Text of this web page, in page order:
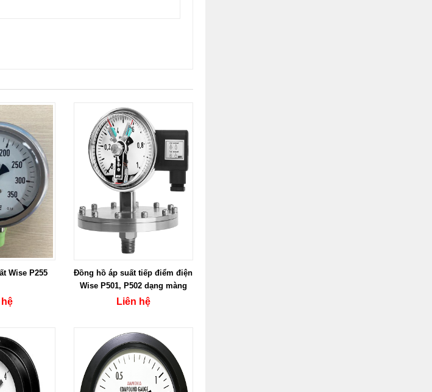
Wise P255
Đồng hồ áp suất tiếp điểm điện
Wise P501, P502 dạng màng
Liên hệ